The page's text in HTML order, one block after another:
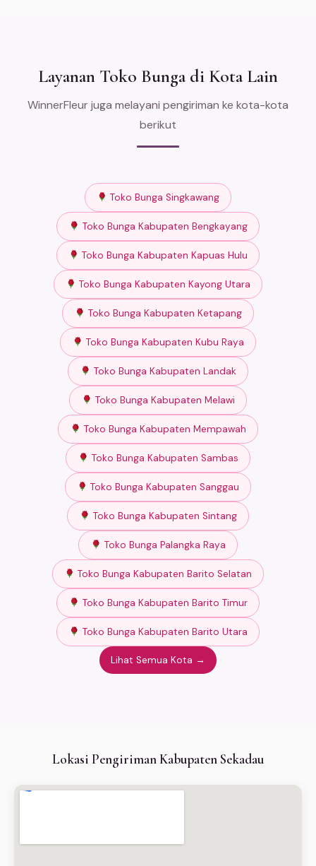
Layanan Toko Bunga di Kota Lain
WinnerFleur juga melayani pengiriman ke kota-kota
berikut
Toko Bunga Singkawang
Toko Bunga Kabupaten Bengkayang
Toko Bunga Kabupaten Kapuas Hulu
Toko Bunga Kabupaten Kayong Utara
Toko Bunga Kabupaten Ketapang
Toko Bunga Kabupaten Kubu Raya
Toko Bunga Kabupaten Landak
Toko Bunga Kabupaten Melawi
Toko Bunga Kabupaten Mempawah
Toko Bunga Kabupaten Sambas
Toko Bunga Kabupaten Sanggau
Toko Bunga Kabupaten Sintang
Toko Bunga Palangka Raya
Toko Bunga Kabupaten Barito Selatan
Toko Bunga Kabupaten Barito Timur
Toko Bunga Kabupaten Barito Utara
Lihat Semua Kota →
Lokasi Pengiriman Kabupaten Sekadau